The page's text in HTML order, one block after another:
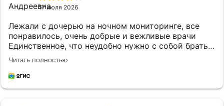
17 июля 2026
Лежали с дочерью на ночном мониторинге, все
понравилось, очень добрые и вежливые врачи
Единственное, что неудобно нужно с собой брать
постельное белье и маленькому ребенку
кипяченую воду
Читать полностью